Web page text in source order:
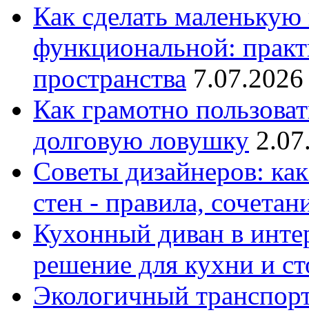
Как сделать
функциональной:
пространства
Как грамотно
долговую ловушку
Советы дизайнеров:
стен - правила,
Кухонный диван в
решение для кухни и
Экологичный